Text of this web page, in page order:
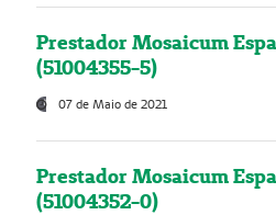
Prestador Mosaicum
(51004355-5)
07 de Maio de 2021
Prestador Mosaicum
(51004352-0)